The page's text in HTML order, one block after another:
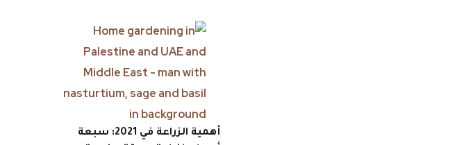
أهمية الزراعة في 2021: سبعة